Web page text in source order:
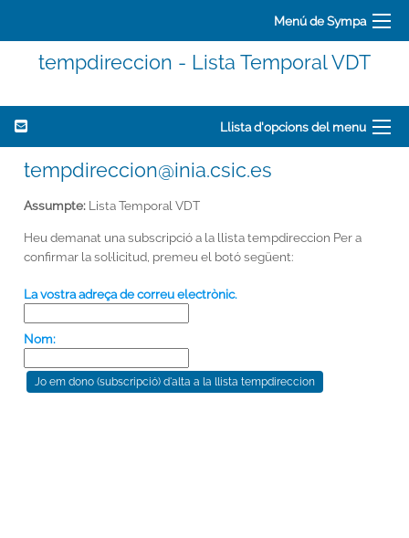
Menú de Sympa
tempdireccion - Lista Temporal VDT
Llista d'opcions del menu
tempdireccion@inia.csic.es
Assumpte: Lista Temporal VDT
Heu demanat una subscripció a la llista tempdireccion Per a
confirmar la sol·licitud, premeu el botó següent:
La vostra adreça de correu electrònic.
Nom: